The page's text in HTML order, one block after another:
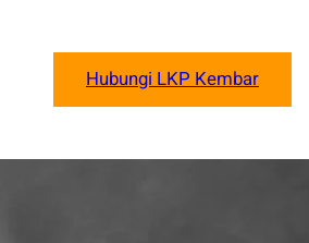
Hubungi LKP Kembar